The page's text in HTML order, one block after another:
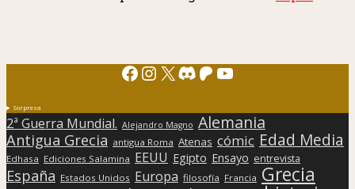
Facebook
Instagram
X Discord
Patreon
YouTube
Sorpresa
2ª Guerra Mundial. Alejandro Magno Alemania
Antigua Grecia antigua Roma Atenas cómic Edad Media
Edhasa Ediciones Salamina EEUU Egipto Ensayo entrevista
España Estados Unidos Europa filosofía Francia Grecia